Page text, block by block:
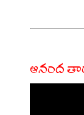
ఆనంద